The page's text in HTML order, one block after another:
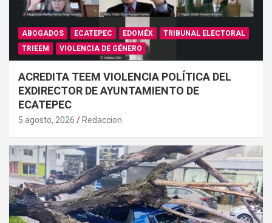
ABOGADOS ECATEPEC EDOMÉX
TRIBUNAL ELECTORAL
TRIEEM
VIOLENCIA DE GÉNERO
ACREDITA TEEM VIOLENCIA POLÍTICA DEL
EXDIRECTOR DE AYUNTAMIENTO DE
ECATEPEC
5 agosto, 2026 Redaccion